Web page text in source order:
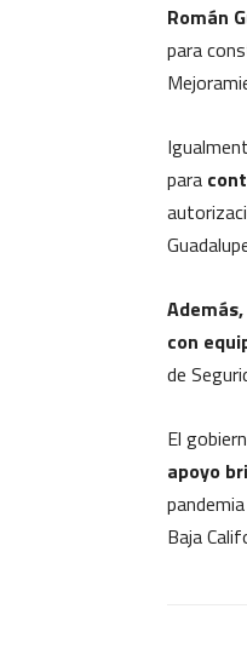
Román
para
para
con
de
El
apoyo
Baja